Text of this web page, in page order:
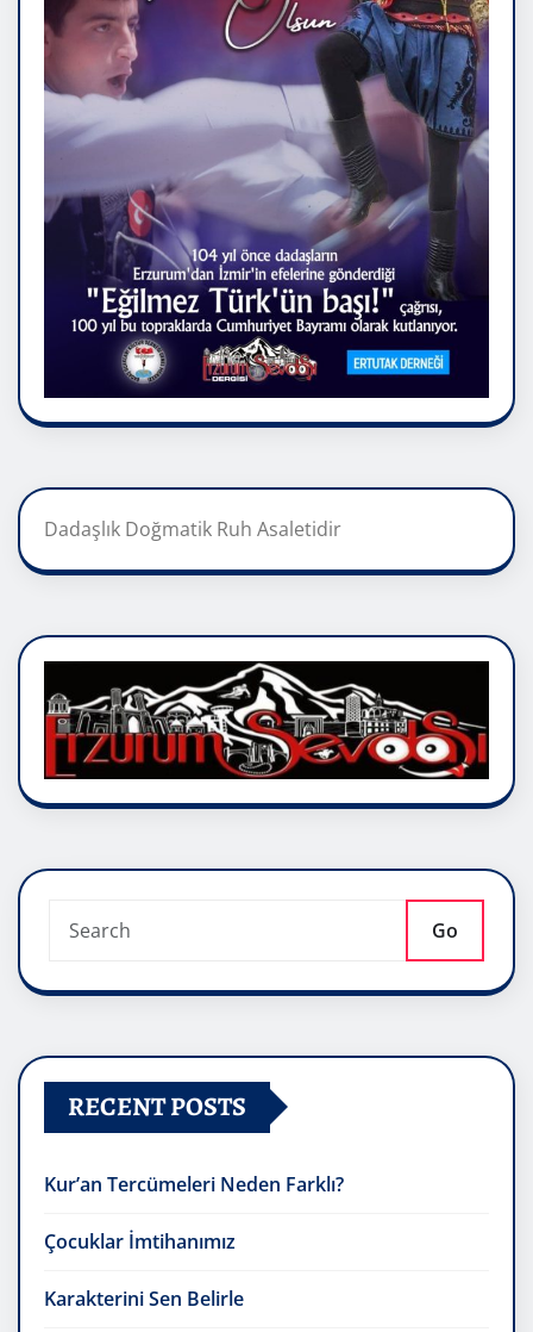
Dadaşlık Doğmatik Ruh Asaletidir
Go
RECENT POSTS
Kur’an Tercümeleri Neden Farklı?
Çocuklar İmtihanımız
Karakterini Sen Belirle